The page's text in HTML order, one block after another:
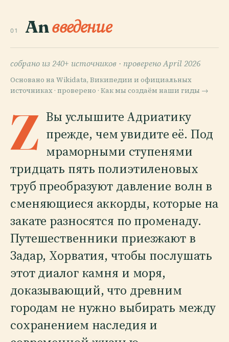
01 Anвведение
собрано из 240+ источников · проверено April 2026
Основано на Wikidata, Википедии и официальных
источниках · проверено · Как мы создаём наши гиды →
Z Вы услышите Адриатику
прежде, чем увидите её. Под
мраморными ступенями
тридцать пять полиэтиленовых
труб преобразуют давление волн в
сменяющиеся аккорды, которые на
закате разносятся по променаду.
Путешественники приезжают в
Задар, Хорватия, чтобы послушать
этот диалог камня и моря,
доказывающий, что древним
городам не нужно выбирать между
сохранением наследия и